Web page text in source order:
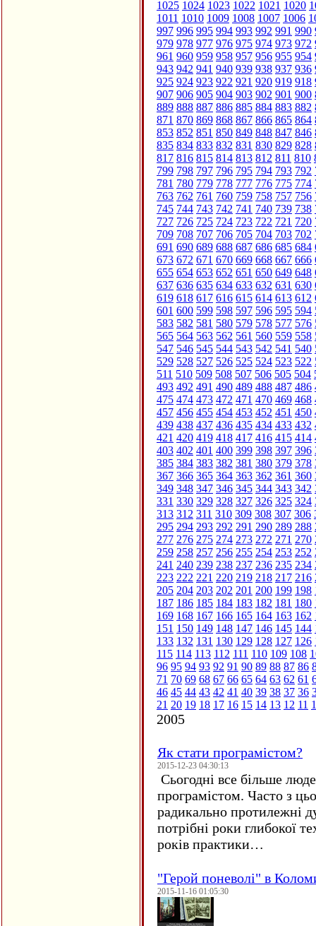
1025 1024 1023 1022 1021 1020
1011 1010 1009 1008 1007 1006
997 996 995 994 993 992 991 990
979 978 977 976 975 974 973 972
961 960 959 958 957 956 955 954
943 942 941 940 939 938 937 936
925 924 923 922 921 920 919 918
907 906 905 904 903 902 901 900
889 888 887 886 885 884 883 882
871 870 869 868 867 866 865 864
853 852 851 850 849 848 847 846
835 834 833 832 831 830 829 828
817 816 815 814 813 812 811 810
799 798 797 796 795 794 793 792
781 780 779 778 777 776 775 774
763 762 761 760 759 758 757 756
745 744 743 742 741 740 739 738
727 726 725 724 723 722 721 720
709 708 707 706 705 704 703 702
691 690 689 688 687 686 685 684
673 672 671 670 669 668 667 666
655 654 653 652 651 650 649 648
637 636 635 634 633 632 631 630
619 618 617 616 615 614 613 612
601 600 599 598 597 596 595 594
583 582 581 580 579 578 577 576
565 564 563 562 561 560 559 558
547 546 545 544 543 542 541 540
529 528 527 526 525 524 523 522
511 510 509 508 507 506 505 504
493 492 491 490 489 488 487 486
475 474 473 472 471 470 469 468
457 456 455 454 453 452 451 450
439 438 437 436 435 434 433 432
421 420 419 418 417 416 415 414
403 402 401 400 399 398 397 396
385 384 383 382 381 380 379 378
367 366 365 364 363 362 361 360
349 348 347 346 345 344 343 342
331 330 329 328 327 326 325 324
313 312 311 310 309 308 307 306
295 294 293 292 291 290 289 288
277 276 275 274 273 272 271 270
259 258 257 256 255 254 253 252
241 240 239 238 237 236 235 234
223 222 221 220 219 218 217 216
205 204 203 202 201 200 199 198
187 186 185 184 183 182 181 180
169 168 167 166 165 164 163 162
151 150 149 148 147 146 145 144
133 132 131 130 129 128 127 126
115 114 113 112 111 110 109 108
96 95 94 93 92 91 90 89 88 87 86
71 70 69 68 67 66 65 64 63 62 61
46 45 44 43 42 41 40 39 38 37 36
21 20 19 18 17 16 15 14 13 12 11
2005
Як стати програмістом?
2015-12-23 04:30:13
Сьогодні все більше
програмістом. Часто з
радикально протилежні
потрібні роки глибокої
років практики…
"Герой поневолі" в
2015-11-16 01:05:30